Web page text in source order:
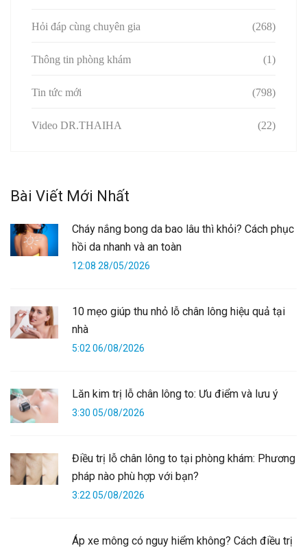
Hỏi đáp cùng chuyên gia (268)
Thông tin phòng khám (1)
Tin tức mới (798)
Video DR.THAIHA (22)
Bài Viết Mới Nhất
Cháy nắng bong da bao lâu thì khỏi? Cách phục
hồi da nhanh và an toàn
12:08 28/05/2026
10 mẹo giúp thu nhỏ lỗ chân lông hiệu quả tại
nhà
5:02 06/08/2026
Lăn kim trị lỗ chân lông to: Ưu điểm và lưu ý
3:30 05/08/2026
Điều trị lỗ chân lông to tại phòng khám: Phương
pháp nào phù hợp với bạn?
3:22 05/08/2026
Áp xe mông có nguy hiểm không? Cách điều trị